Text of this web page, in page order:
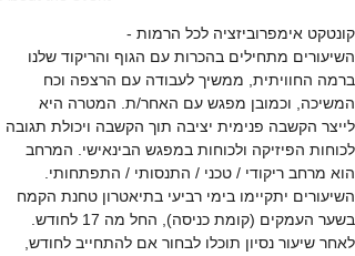
קונטקט אימפרוביזציה לכל הרמות -
השיעורים מתחילים בהכרות עם הגוף והריקוד שלנו
ברמה החוויתית, ממשיך לעבודה עם הרצפה וכח
המשיכה, וכמובן מפגש עם האחר/ת. המטרה היא
לייצר הקשבה פנימית יציבה תוך הקשבה ויכולת תגובה
לכוחות הפיזיקה ולכוחות במפגש הבינאישי. המרחב
הוא מרחב ריקודי / טכני / התנסותי / התפתחותי.
השיעורים יתקיימו בימי רביעי בתיאטרון טחנת הקמח
בשער העמקים (קומת כניסה), החל מה 17 לחודש.
לאחר שיעור נסיון תוכלו לבחור אם להתחייב לחודש,